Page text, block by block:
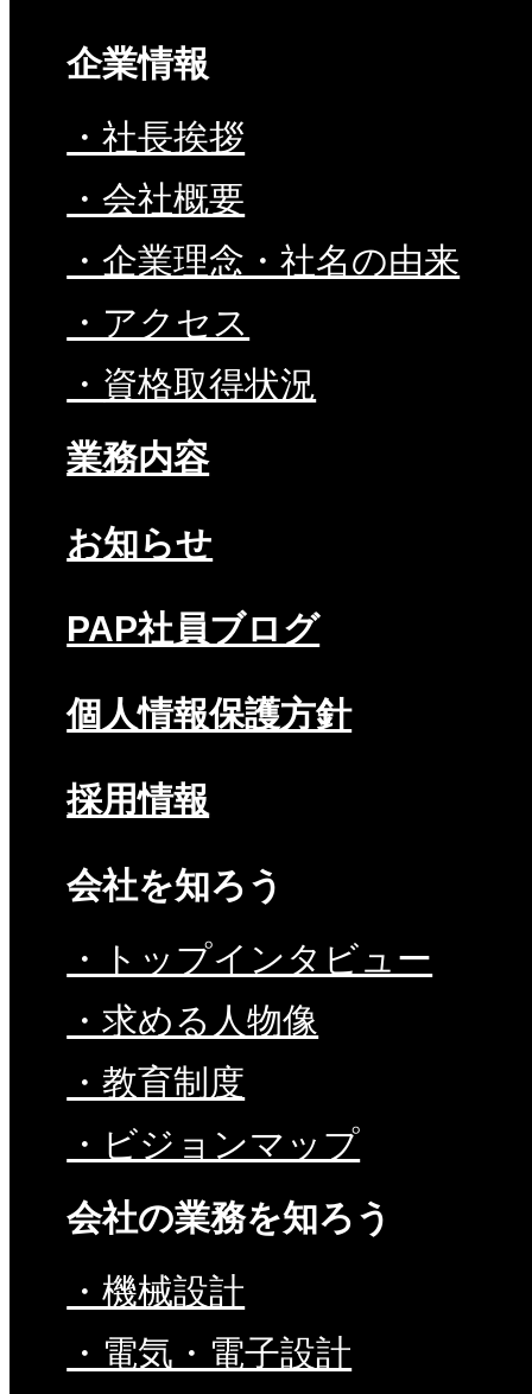
企業情報
・社長挨拶
・会社概要
・企業理念・社名の由来
・アクセス
・資格取得状況
業務内容
お知らせ
PAP社員ブログ
個人情報保護方針
採用情報
会社を知ろう
・トップインタビュー
・求める人物像
・教育制度
・ビジョンマップ
会社の業務を知ろう
・機械設計
・電気・電子設計